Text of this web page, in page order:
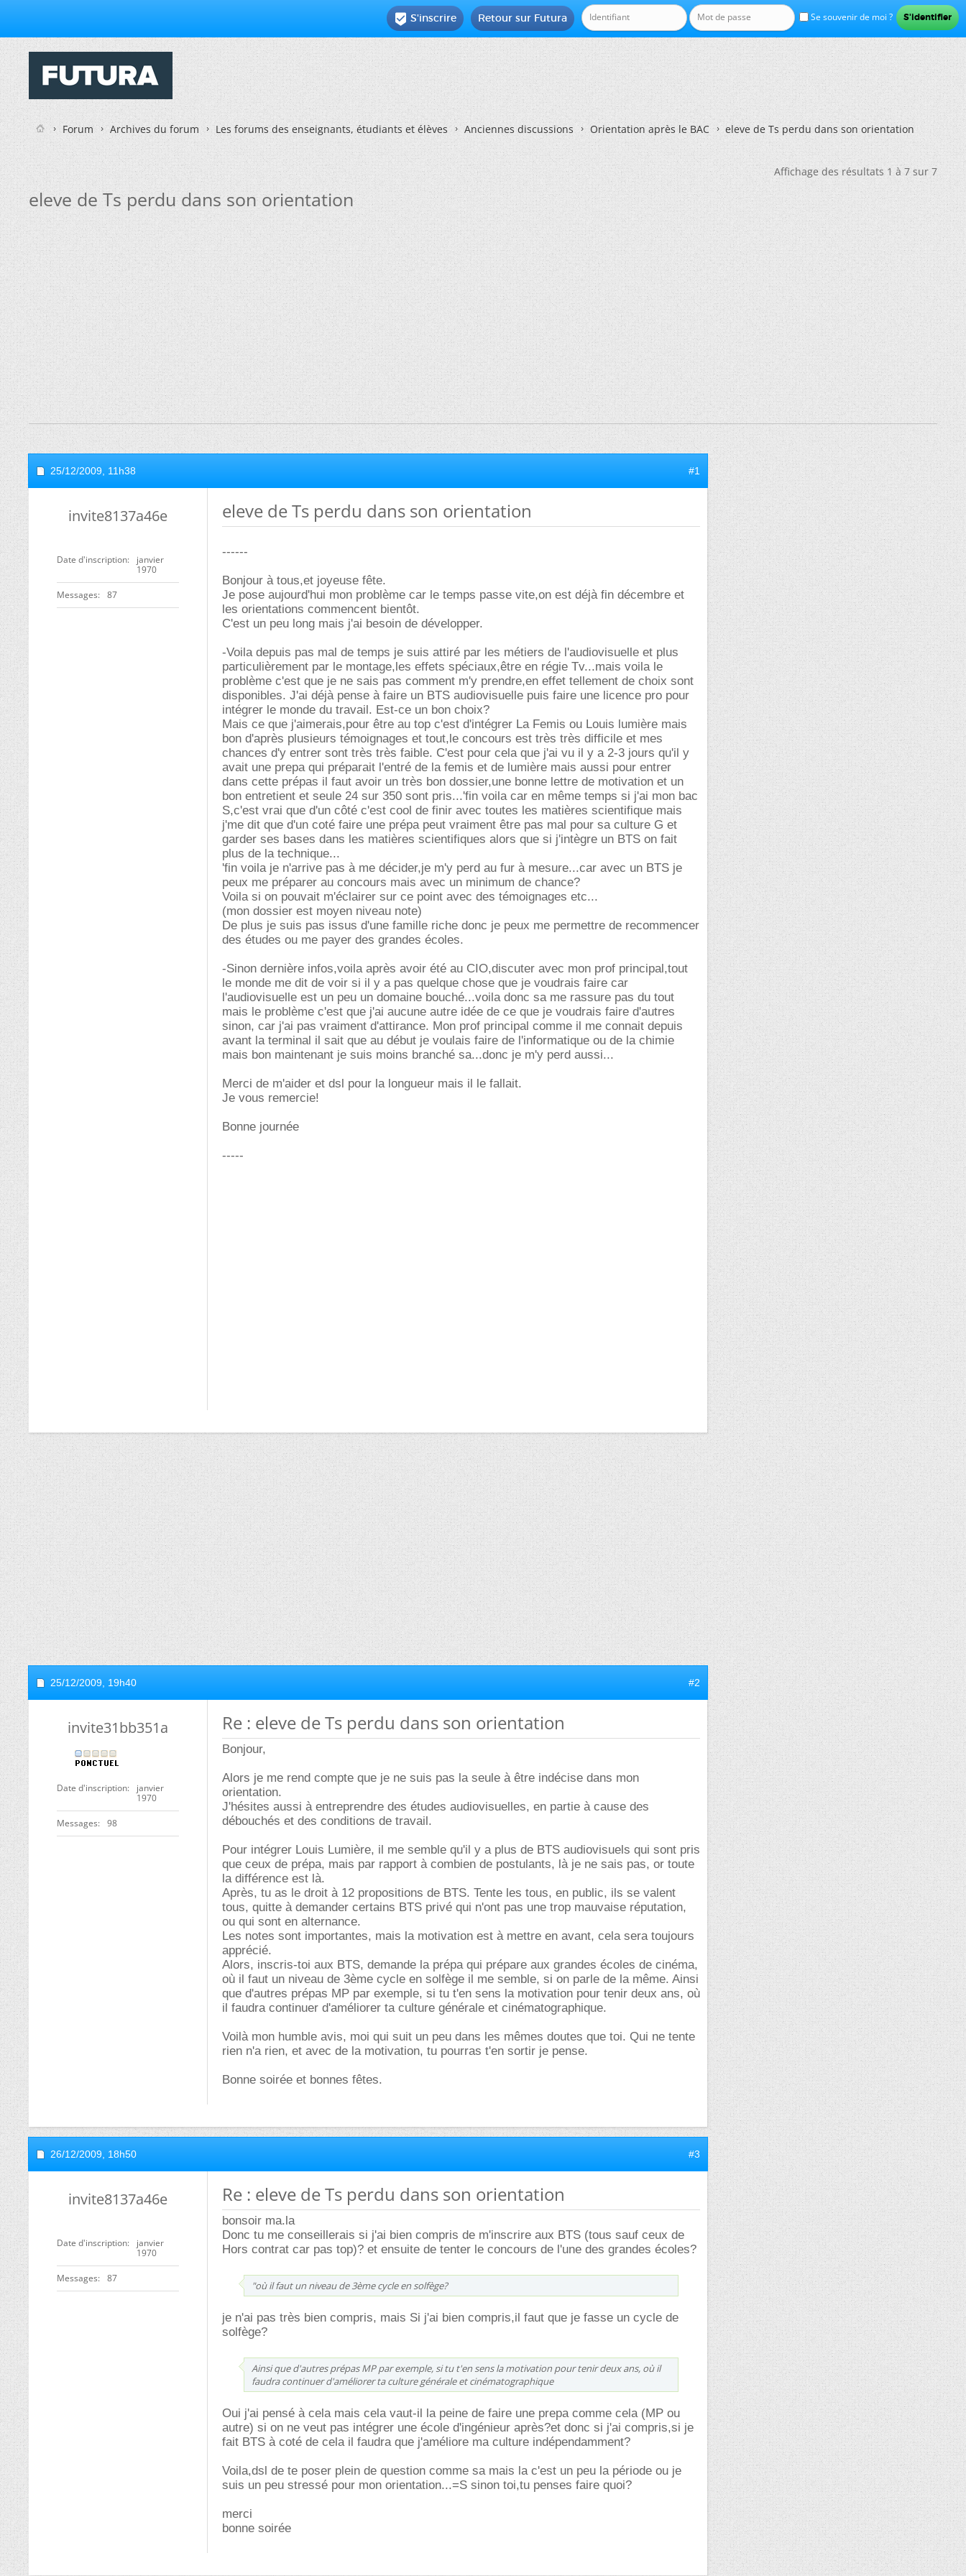
Se souvenir de moi ?
Retour sur Futura
 S'inscrire
Forum Archives du forum Les forums des enseignants, étudiants et élèves Anciennes discussions Orientation après le BAC eleve de Ts perdu dans son orientation
Affichage des résultats 1 à 7 sur 7
eleve de Ts perdu dans son orientation
25/12/2009, 11h38 #1
invite8137a46e
Date d'inscription
janvier
1970
Messages 87
eleve de Ts perdu dans son orientation
------
Bonjour à tous,et joyeuse fête.
Je pose aujourd'hui mon problème car le temps passe vite,on est déjà fin décembre et
les orientations commencent bientôt.
C'est un peu long mais j'ai besoin de développer.
-Voila depuis pas mal de temps je suis attiré par les métiers de l'audiovisuelle et plus
particulièrement par le montage,les effets spéciaux,être en régie Tv...mais voila le
problème c'est que je ne sais pas comment m'y prendre,en effet tellement de choix sont
disponibles. J'ai déjà pense à faire un BTS audiovisuelle puis faire une licence pro pour
intégrer le monde du travail. Est-ce un bon choix?
Mais ce que j'aimerais,pour être au top c'est d'intégrer La Femis ou Louis lumière mais
bon d'après plusieurs témoignages et tout,le concours est très très difficile et mes
chances d'y entrer sont très très faible. C'est pour cela que j'ai vu il y a 2-3 jours qu'il y
avait une prepa qui préparait l'entré de la femis et de lumière mais aussi pour entrer
dans cette prépas il faut avoir un très bon dossier,une bonne lettre de motivation et un
bon entretient et seule 24 sur 350 sont pris...'fin voila car en même temps si j'ai mon bac
S,c'est vrai que d'un côté c'est cool de finir avec toutes les matières scientifique mais
j'me dit que d'un coté faire une prépa peut vraiment être pas mal pour sa culture G et
garder ses bases dans les matières scientifiques alors que si j'intègre un BTS on fait
plus de la technique...
'fin voila je n'arrive pas à me décider,je m'y perd au fur à mesure...car avec un BTS je
peux me préparer au concours mais avec un minimum de chance?
Voila si on pouvait m'éclairer sur ce point avec des témoignages etc...
(mon dossier est moyen niveau note)
De plus je suis pas issus d'une famille riche donc je peux me permettre de recommencer
des études ou me payer des grandes écoles.
-Sinon dernière infos,voila après avoir été au CIO,discuter avec mon prof principal,tout
le monde me dit de voir si il y a pas quelque chose que je voudrais faire car
l'audiovisuelle est un peu un domaine bouché...voila donc sa me rassure pas du tout
mais le problème c'est que j'ai aucune autre idée de ce que je voudrais faire d'autres
sinon, car j'ai pas vraiment d'attirance. Mon prof principal comme il me connait depuis
avant la terminal il sait que au début je voulais faire de l'informatique ou de la chimie
mais bon maintenant je suis moins branché sa...donc je m'y perd aussi...
Merci de m'aider et dsl pour la longueur mais il le fallait.
Je vous remercie!
Bonne journée
-----
25/12/2009, 19h40 #2
invite31bb351a
Date d'inscription
janvier
1970
Messages 98
Re : eleve de Ts perdu dans son orientation
Bonjour,
Alors je me rend compte que je ne suis pas la seule à être indécise dans mon
orientation.
J'hésites aussi à entreprendre des études audiovisuelles, en partie à cause des
débouchés et des conditions de travail.
Pour intégrer Louis Lumière, il me semble qu'il y a plus de BTS audiovisuels qui sont pris
que ceux de prépa, mais par rapport à combien de postulants, là je ne sais pas, or toute
la différence est là.
Après, tu as le droit à 12 propositions de BTS. Tente les tous, en public, ils se valent
tous, quitte à demander certains BTS privé qui n'ont pas une trop mauvaise réputation,
ou qui sont en alternance.
Les notes sont importantes, mais la motivation est à mettre en avant, cela sera toujours
apprécié.
Alors, inscris-toi aux BTS, demande la prépa qui prépare aux grandes écoles de cinéma,
où il faut un niveau de 3ème cycle en solfège il me semble, si on parle de la même. Ainsi
que d'autres prépas MP par exemple, si tu t'en sens la motivation pour tenir deux ans, où
il faudra continuer d'améliorer ta culture générale et cinématographique.
Voilà mon humble avis, moi qui suit un peu dans les mêmes doutes que toi. Qui ne tente
rien n'a rien, et avec de la motivation, tu pourras t'en sortir je pense.
Bonne soirée et bonnes fêtes.
26/12/2009, 18h50 #3
invite8137a46e
Date d'inscription
janvier
1970
Messages 87
Re : eleve de Ts perdu dans son orientation
bonsoir ma.la
Donc tu me conseillerais si j'ai bien compris de m'inscrire aux BTS (tous sauf ceux de
Hors contrat car pas top)? et ensuite de tenter le concours de l'une des grandes écoles?
"où il faut un niveau de 3ème cycle en solfège?
je n'ai pas très bien compris, mais Si j'ai bien compris,il faut que je fasse un cycle de
solfège?
Ainsi que d'autres prépas MP par exemple, si tu t'en sens la motivation pour tenir deux ans, où il
faudra continuer d'améliorer ta culture générale et cinématographique
Oui j'ai pensé à cela mais cela vaut-il la peine de faire une prepa comme cela (MP ou
autre) si on ne veut pas intégrer une école d'ingénieur après?et donc si j'ai compris,si je
fait BTS à coté de cela il faudra que j'améliore ma culture indépendamment?
Voila,dsl de te poser plein de question comme sa mais la c'est un peu la période ou je
suis un peu stressé pour mon orientation...=S sinon toi,tu penses faire quoi?
merci
bonne soirée